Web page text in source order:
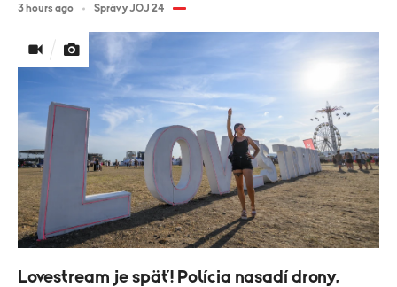
3 hours ago Správy JOJ 24
Lovestream je späť! Polícia nasadí drony,